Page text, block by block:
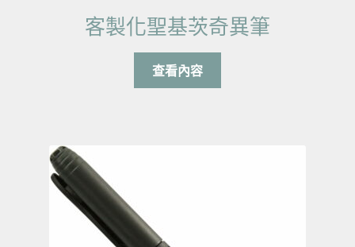
客製化聖基茨奇異筆
查看內容